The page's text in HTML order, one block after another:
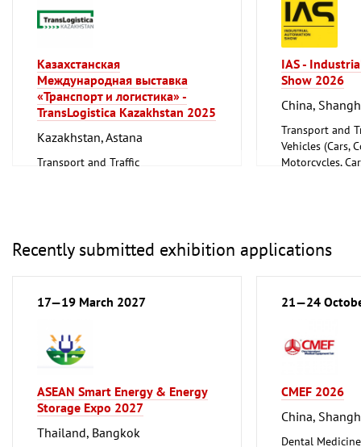
Казахстанская
Международная выставка
«Транспорт и логистика» -
TransLogistica Kazakhstan 2025
Kazakhstan, Astana
Transport and Traffic
IAS -
Show 2026
China,
Transport and
Vehicles (Cars,
Motorcycles,
Recently submitted exhibition applications
17—19 March 2027
ASEAN Smart Energy & Energy
Storage Expo 2027
Thailand, Bangkok
21—24
CMEF 2026
China,
Dental